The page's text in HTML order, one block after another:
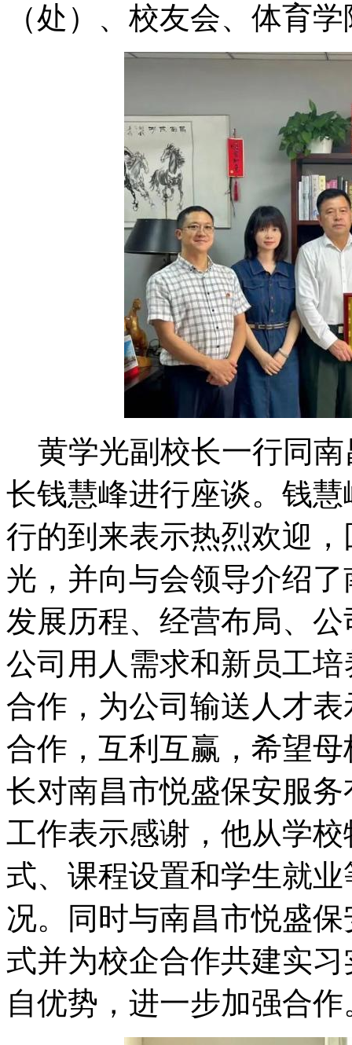
（处）、校友会、体育
黄学光副校长一行同南
长钱慧峰进行座谈。钱
行的到来表示热烈欢迎
光，并向与会领导介绍
发展历程、经营布局、
公司用人需求和新员工
合作，为公司输送人才
合作，互利互赢，希望
长对南昌市悦盛保安服
工作表示感谢，他从学
式、课程设置和学生就
况。同时与南昌市悦盛
式并为校企合作共建实
自优势，进一步加强合作